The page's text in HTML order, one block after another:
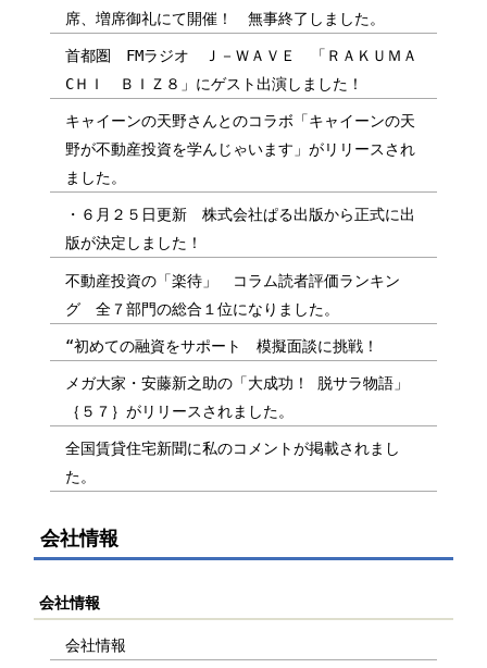
席、増席御礼にて開催！ 無事終了しました。
首都圏 FMラジオ Ｊ－ＷＡＶＥ 「ＲＡＫＵＭＡ
CＨＩ ＢＩＺ８」にゲスト出演しました！
キャイーンの天野さんとのコラボ「キャイーンの天
野が不動産投資を学んじゃいます」がリリースされ
ました。
・６月２５日更新 株式会社ぱる出版から正式に出
版が決定しました！
不動産投資の「楽待」 コラム読者評価ランキン
グ 全７部門の総合１位になりました。
“初めての融資をサポート 模擬面談に挑戦！
メガ大家・安藤新之助の「大成功！ 脱サラ物語」
｛５７｝がリリースされました。
全国賃貸住宅新聞に私のコメントが掲載されまし
た。
会社情報
会社情報
会社情報